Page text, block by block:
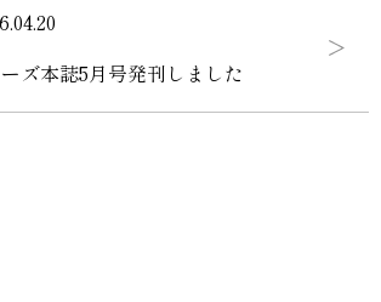
ーズ本誌5月号発刊しました